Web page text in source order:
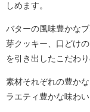
しめます。
バターの風味豊かな
芽クッキー、口どけ
を引き出したこだわり
素材それぞれの豊か
ラエティ豊かな味わ